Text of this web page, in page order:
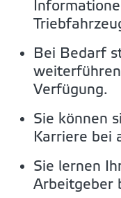
Bei Bedarf
Verfügung.
Sie können
Karriere bei
Sie lernen
Arbeitgeber